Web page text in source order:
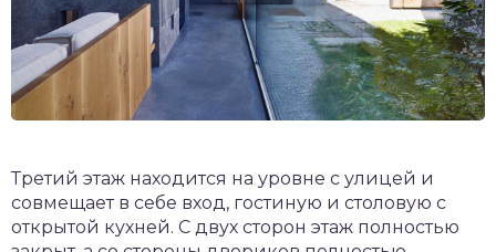
Третий этаж находится на уровне с улицей и
совмещает в себе вход, гостиную и столовую с
открытой кухней. С двух сторон этаж полностью